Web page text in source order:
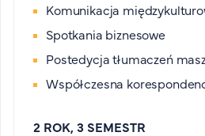
Komunikacja
Spotkania biznesowe
Postedycja tłumaczeń
Współczesna
2 ROK, 3 SEMESTR